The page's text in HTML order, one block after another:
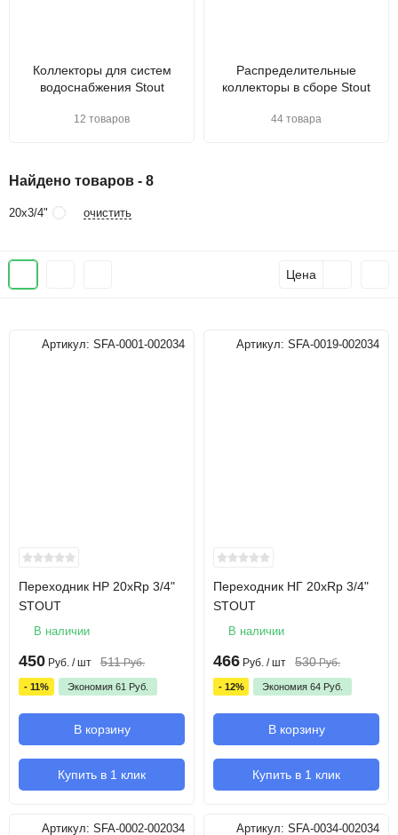
Коллекторы для систем
водоснабжения Stout
12 товаров
Распределительные
коллекторы в сборе Stout
44 товара
Найдено товаров - 8
20х3/4" очистить
Цена
Артикул: SFA-0001-002034
Переходник НР 20xRp 3/4"
STOUT
В наличии
450 Руб. / шт 511 Руб.
- 11% Экономия 61 Руб.
В корзину
Купить в 1 клик
Артикул: SFA-0019-002034
Переходник НГ 20xRp 3/4"
STOUT
В наличии
466 Руб. / шт 530 Руб.
- 12% Экономия 64 Руб.
В корзину
Купить в 1 клик
Артикул: SFA-0002-002034 Артикул: SFA-0034-002034